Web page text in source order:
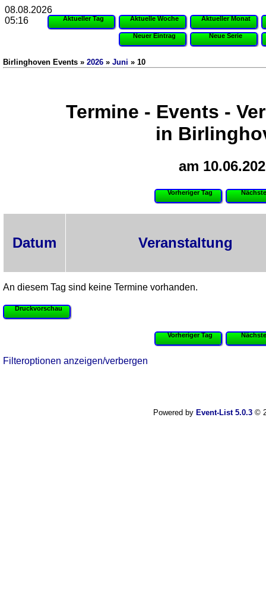
Aktueller Tag Aktuelle Woche Aktueller Monat
Neuer Eintrag Neue Serie
Birlinghoven Events » 2026 » Juni » 10
Termine - Events -
in
am
Vorheriger Tag
Datum Veranstaltung
An diesem Tag sind keine Termine vorhanden.
Druckvorschau
Vorheriger Tag
Filteroptionen anzeigen/verbergen
Powered by Event-List 5.0.3©
08.08.2026
05:16